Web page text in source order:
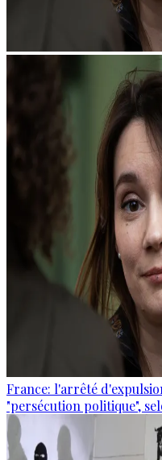
France: l'arrêté
"persécution politique",